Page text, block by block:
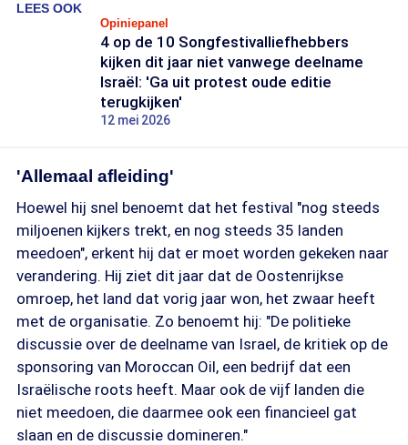
LEES OOK
Opiniepanel
4 op de 10 Songfestivalliefhebbers
kijken dit jaar niet vanwege deelname
Israël: 'Ga uit protest oude editie
terugkijken'
12 mei 2026
'Allemaal afleiding'
Hoewel hij snel benoemt dat het festival "nog steeds
miljoenen kijkers trekt, en nog steeds 35 landen
meedoen", erkent hij dat er moet worden gekeken naar
verandering. Hij ziet dit jaar dat de Oostenrijkse
omroep, het land dat vorig jaar won, het zwaar heeft
met de organisatie. Zo benoemt hij: "De politieke
discussie over de deelname van Israel, de kritiek op de
sponsoring van Moroccan Oil, een bedrijf dat een
Israëlische roots heeft. Maar ook de vijf landen die
niet meedoen, die daarmee ook een financieel gat
slaan en de discussie domineren."